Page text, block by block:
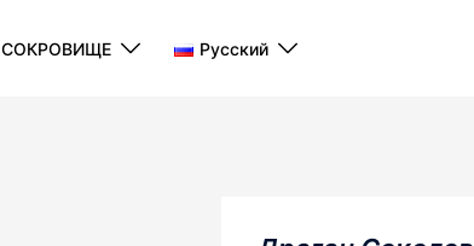
СОКРОВИЩE Русский